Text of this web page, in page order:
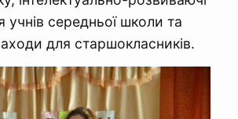
учнів середньої школи та
для старшокласників.